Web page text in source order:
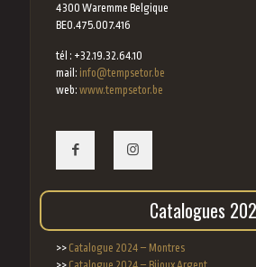
4300 Waremme Belgique
BE0.475.007.416
tél : +32.19.32.64.10
mail: info@tempsetor.be
web: www.tempsetor.be
Catalogues
>> Catalogue 2024 – Montres